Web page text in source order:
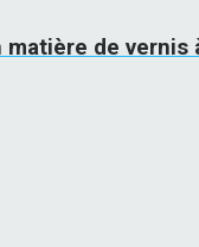
de vernis